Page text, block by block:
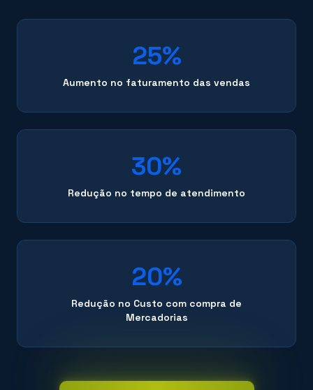
25%
Aumento no faturamento das vendas
30%
Redução no tempo de atendimento
20%
Redução no Custo com compra de
Mercadorias